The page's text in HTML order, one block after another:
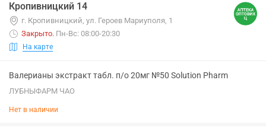
Кропивницкий 14
г. Кропивницкий, ул. Героев Мариуполя, 1
Закрыто. Пн-Вс: 08:00-20:30
На карте
Валерианы экстракт табл. п/о 20мг №50 Solution Pharm
ЛУБНЫФАРМ ЧАО
Нет в наличии